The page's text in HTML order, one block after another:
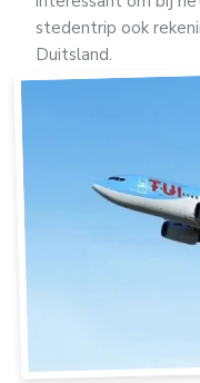
stedentrip ook
Duitsland.